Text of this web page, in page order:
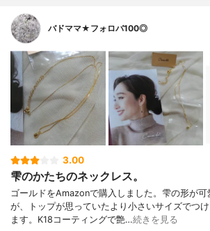
バドママ★フォロバ100◎
3.00
雫のかたちのネックレス。
ゴールドをAmazonで購入しました。雫の形が
が、トップが思っていたより小さいサイズでつ
ます。K18コーティングで艶…続きを見る